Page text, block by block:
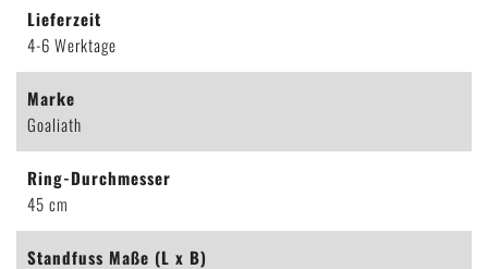
Lieferzeit
4-6 Werktage
Marke
Goaliath
Ring-Durchmesser
45 cm
Standfuss Maße (L x B)